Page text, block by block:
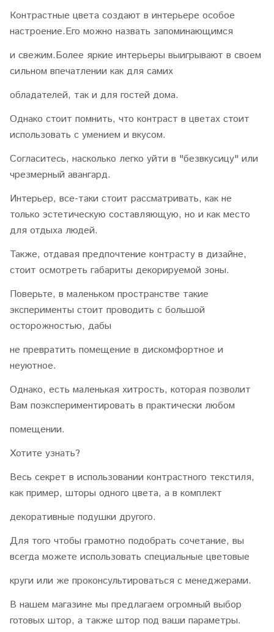
Контрастные цвета создают в интерьере особое
настроение.Его можно назвать запоминающимся
и свежим.Более яркие интерьеры выигрывают в своем
сильном впечатлении как для самих
обладателей, так и для гостей дома.
Однако стоит помнить, что контраст в цветах стоит
использовать с умением и вкусом.
Согласитесь, насколько легко уйти в "безвкусицу" или
чрезмерный авангард.
Интерьер, все-таки стоит рассматривать, как не
только эстетическую составляющую, но и как место
для отдыха людей.
Также, отдавая предпочтение контрасту в дизайне,
стоит осмотреть габариты декорируемой зоны.
Поверьте, в маленьком пространстве такие
эксперименты стоит проводить с большой
осторожностью, дабы
не превратить помещение в дискомфортное и
неуютное.
Однако, есть маленькая хитрость, которая позволит
Вам поэкспериментировать в практически любом
помещении.
Хотите узнать?
Весь секрет в использовании контрастного текстиля,
как пример, шторы одного цвета, а в комплект
декоративные подушки другого.
Для того чтобы грамотно подобрать сочетание, вы
всегда можете использовать специальные цветовые
круги или же проконсультироваться с менеджерами.
В нашем магазине мы предлагаем огромный выбор
готовых штор, а также штор под ваши параметры.